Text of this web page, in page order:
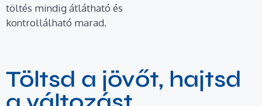
töltés mindig átlátható és
kontrollálható marad.
Töltsd a jövőt, hajtsd